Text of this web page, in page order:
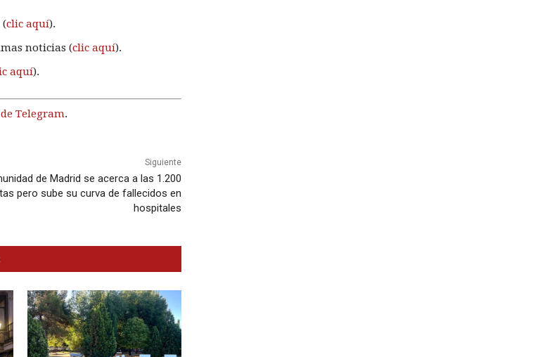
(clic aquí).
noticias (clic aquí).
aquí).
Telegram.
Siguiente
de Madrid se acerca a las 1.200
pero sube su curva de fallecidos en
hospitales